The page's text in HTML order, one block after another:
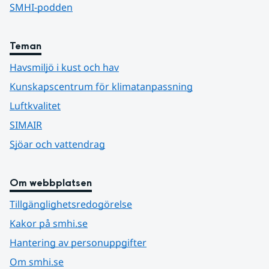
SMHI-podden
Teman
Havsmiljö i kust och hav
Kunskapscentrum för klimatanpassning
Luftkvalitet
SIMAIR
Sjöar och vattendrag
Om webbplatsen
Tillgänglighetsredogörelse
Kakor på smhi.se
Hantering av personuppgifter
Om smhi.se